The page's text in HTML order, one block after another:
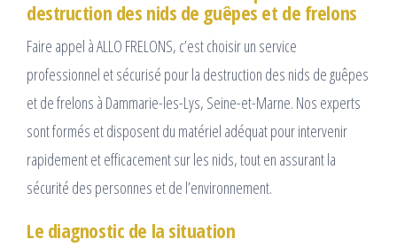
destruction des nids de guêpes et de frelons
Faire appel à ALLO FRELONS, c’est choisir un service
professionnel et sécurisé pour la destruction des nids de guêpes
et de frelons à Dammarie-les-Lys, Seine-et-Marne. Nos experts
sont formés et disposent du matériel adéquat pour intervenir
rapidement et efficacement sur les nids, tout en assurant la
sécurité des personnes et de l’environnement.
Le diagnostic de la situation